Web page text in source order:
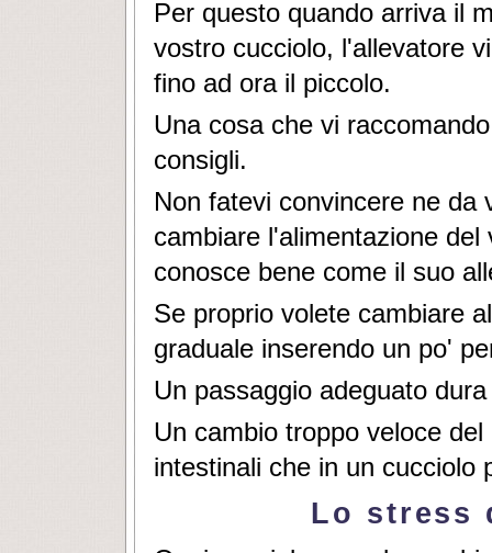
Per questo quando arriva il
vostro cucciolo, l'allevatore
fino ad ora il piccolo.
Una cosa che vi
consigli.
Non fatevi convincere ne da
cambiare l'alimentazione
conosce bene come il suo
Se proprio volete cambiare
graduale inserendo un po'
Un passaggio adeguato
Un cambio troppo veloce
intestinali che in un cucciolo
Lo stress